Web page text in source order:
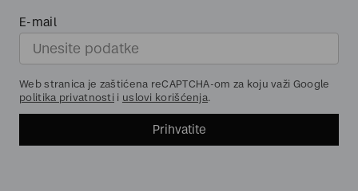
E-mail
Web stranica je zaštićena reCAPTCHA-om za koju važi Google
politika privatnosti i uslovi korišćenja.
Prihvatite